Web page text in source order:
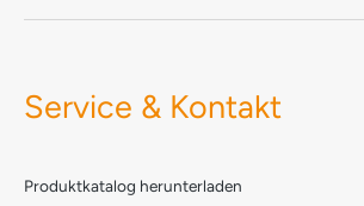
Service & Kontakt
Produktkatalog herunterladen